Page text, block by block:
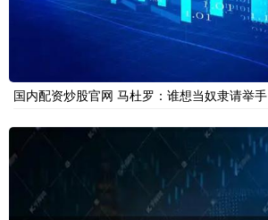
国内配资炒股官网 马杜罗：谁想当奴隶请举手